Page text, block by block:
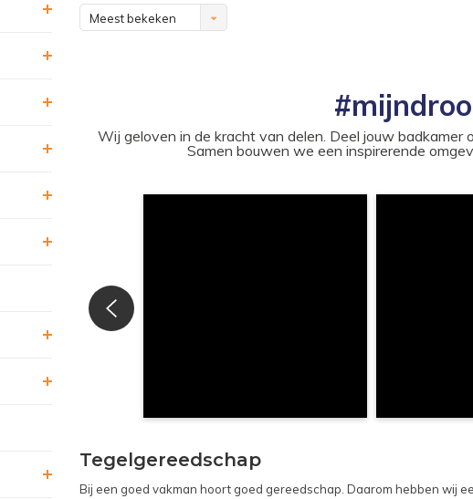
Meest bekeken
Wij geloven in de kracht van delen. Deel jouw badkamer
Samen bouwen we een inspirerende
Tegelgereedschap
Bij een goed vakman hoort goed gereedschap. Daarom hebben wij